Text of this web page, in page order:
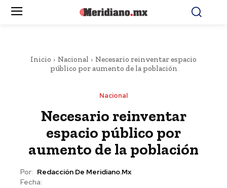
Inicio Nacional
Necesario reinventar espacio
público por aumento de la población
Nacional
Necesario reinventar
espacio público por
aumento de la población
Por: Redacción De Meridiano.mx
Fecha: